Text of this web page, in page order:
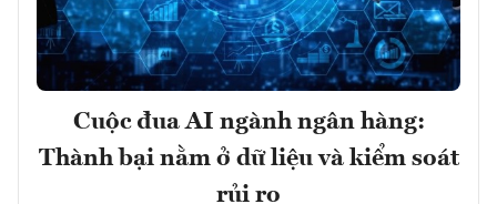
Cuộc đua AI ngành ngân hàng:
Thành bại nằm ở dữ liệu và kiểm soát
rủi ro